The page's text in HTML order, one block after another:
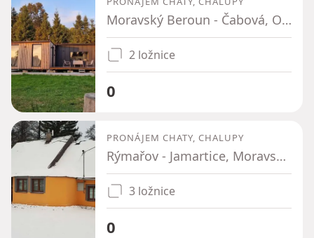
Moravský Beroun - Čabová, Olomoucký kraj
2 ložnice
0
PRONÁJEM CHATY, CHALUPY
Rýmařov - Jamartice, Moravskoslezský kraj
3 ložnice
0